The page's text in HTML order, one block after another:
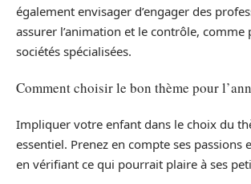
également envisager d’engager des
assurer l’animation et le contrôle, comme
sociétés spécialisées.
Comment choisir le bon thème pour
Impliquer votre enfant dans le choix du
essentiel. Prenez en compte ses passions
en vérifiant ce qui pourrait plaire à ses